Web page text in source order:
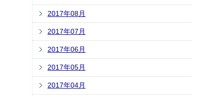
2017年08月
2017年07月
2017年06月
2017年05月
2017年04月